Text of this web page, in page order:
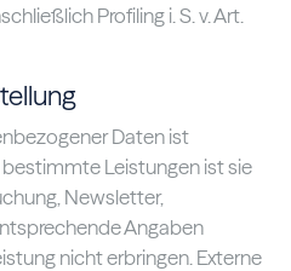
Profiling i. S. v. Art.
Daten ist
Leistungen ist sie
Newsletter,
Angaben
nicht erbringen. Externe